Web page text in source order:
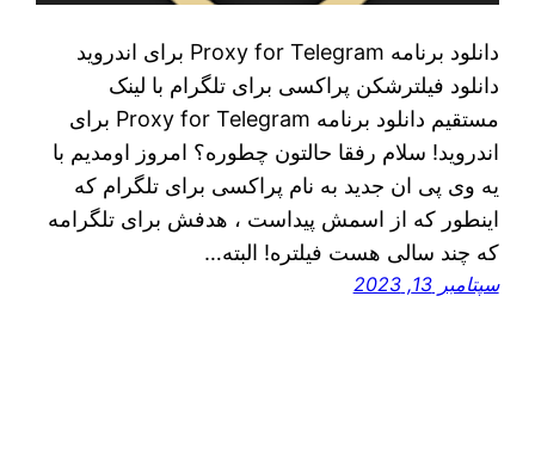
دانلود برنامه Proxy for Telegram برای اندروید
دانلود فیلترشکن پراکسی برای تلگرام با لینک
مستقیم دانلود برنامه Proxy for Telegram برای
اندروید! سلام رفقا حالتون چطوره؟ امروز اومدیم با
یه وی پی ان جدید به نام پراکسی برای تلگرام که
اینطور که از اسمش پیداست ، هدفش برای تلگرامه
که چند سالی هست فیلتره! البته…
سپتامبر 13, 2023